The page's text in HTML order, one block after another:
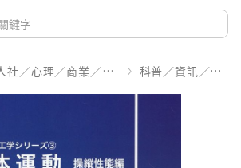
人社／心理／商業／其他 科普／資訊／工程